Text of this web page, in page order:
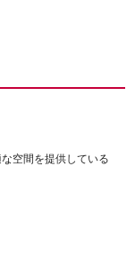
空間を提供している